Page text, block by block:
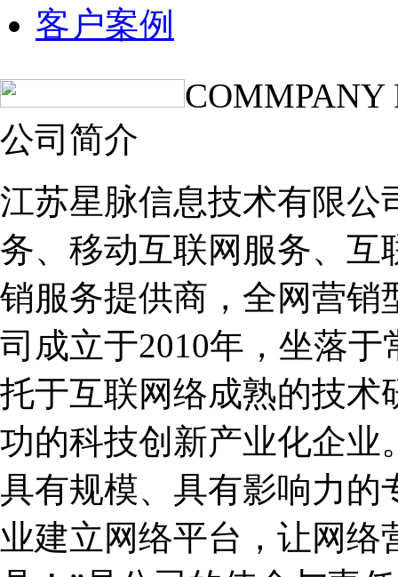
客户案例
COMMPANY
公司简介
江苏星脉信息技术有限公
务、移动互联网服务、互
销服务提供商，全网营销
司成立于2010年，坐落
托于互联网络成熟的技术
功的科技创新产业化企业
具有规模、具有影响力的
业建立网络平台，让网